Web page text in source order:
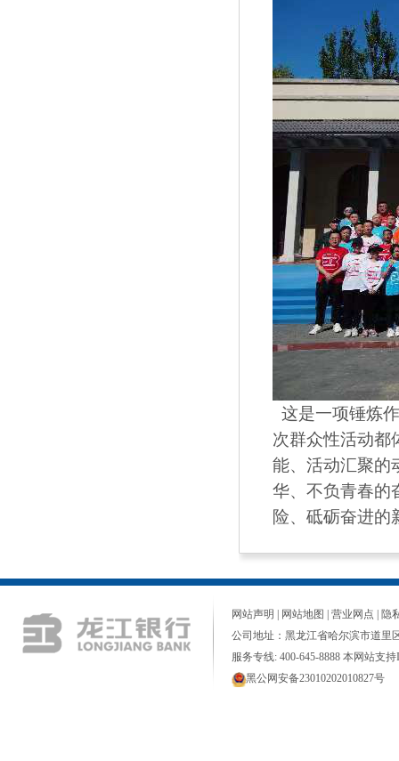
这是一项锤炼
次群众性活动都
能、活动汇聚的
华、不负青春的
险、砥砺奋进的
网站声明 网站地图 营业网点
隐
公司地址：黑龙江省哈尔滨市道里
服务专线: 400-645-8888 本网站支持
黑公网安备23010202010827号